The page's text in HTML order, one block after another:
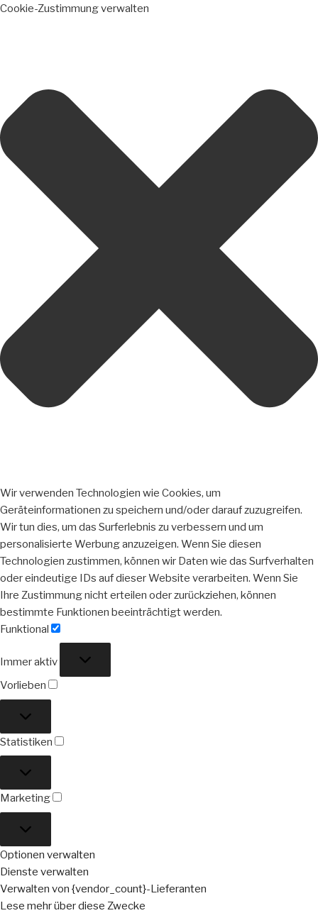
Cookie-Zustimmung verwalten
Wir verwenden Technologien wie Cookies, um
Geräteinformationen zu speichern und/oder darauf zuzugreifen.
Wir tun dies, um das Surferlebnis zu verbessern und um
personalisierte Werbung anzuzeigen. Wenn Sie diesen
Technologien zustimmen, können wir Daten wie das Surfverhalten
oder eindeutige IDs auf dieser Website verarbeiten. Wenn Sie
Ihre Zustimmung nicht erteilen oder zurückziehen, können
bestimmte Funktionen beeinträchtigt werden.
Funktional
Immer aktiv
Vorlieben
Statistiken
Marketing
Optionen verwalten
Dienste verwalten
Verwalten von {vendor_count}-Lieferanten
Lese mehr über diese Zwecke